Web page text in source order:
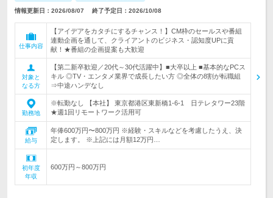
情報更新日：2026/08/07 終了予定日：2026/10/08
仕事内容
【アイデアをカタチにするチャンス！】CM枠のセールスや番組
連動企画を通して、クライアントのビジネス・認知度UPに貢
献！★番組の企画提案も大歓迎
対象と
なる方
【第二新卒歓迎／20代～30代活躍中】■大卒以上 ■基本的なPCス
キル ◎TV・エンタメ業界で成長したい方 ◎全体の8割が転職組
⇒中途ハンデなし
勤務地
※転勤なし 【本社】 東京都港区東新橋1-6-1 日テレタワー23階
★週1回リモートワーク活用可
給与
年俸600万円〜800万円 ※経験・スキルなどを考慮したうえ、決
定します。 ※上記には月額12万円…
初年度
年収
600万円～800万円